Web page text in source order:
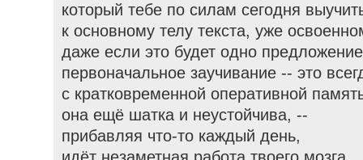
который тебе по силам сегодня
к основному телу текста, уже
даже если это будет одно
первоначальное заучивание -- это
с кратковременной оперативной
она ещё шатка и неустойчива, --
прибавляя что-то каждый день,